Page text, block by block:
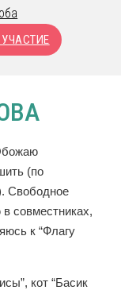
(по
Свободное
совместниках,
к “Флагу
кот “Басик